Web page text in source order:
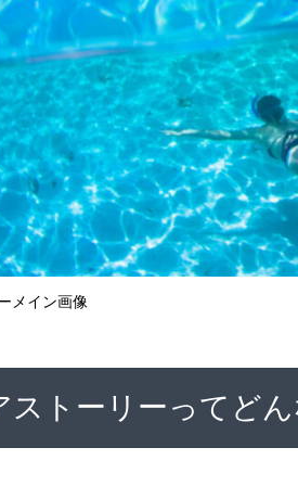
メイン画像
ストーリーってど